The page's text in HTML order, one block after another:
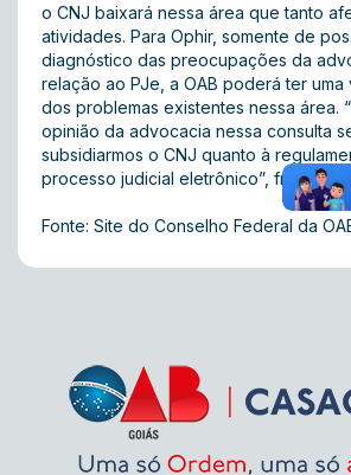
o CNJ baixará nessa área que tanto
atividades. Para Ophir, somente de
diagnóstico das preocupações da
relação ao PJe, a OAB poderá ter uma
dos problemas existentes nessa área.
opinião da advocacia nessa consulta
subsidiarmos o CNJ quanto à
processo judicial eletrônico”, frisou ele.
Fonte: Site do Conselho Federal da